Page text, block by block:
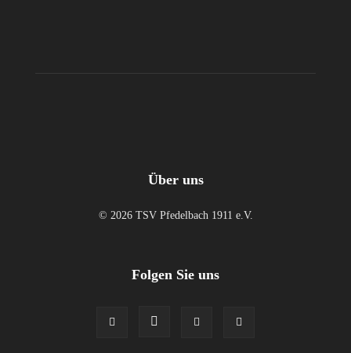
Über uns
© 2026 TSV Pfedelbach 1911 e.V.
Folgen Sie uns